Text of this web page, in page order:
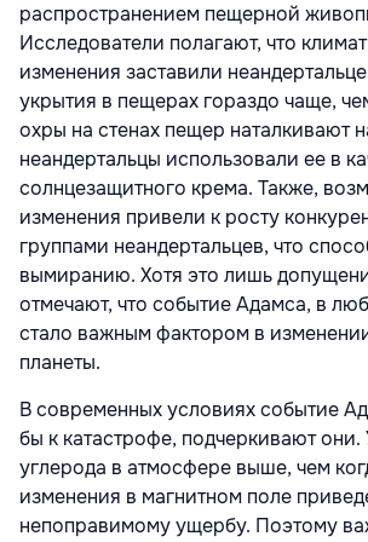
распространением пещерной
Исследователи полагают, что
изменения заставили
укрытия в пещерах гораздо чаще,
охры на стенах пещер наталкивают
неандертальцы использовали ее в
солнцезащитного крема. Также,
изменения привели к росту
группами неандертальцев, что
вымиранию. Хотя это лишь
отмечают, что событие Адамса, в
стало важным фактором в
планеты.
В современных условиях событие
бы к катастрофе, подчеркивают они.
углерода в атмосфере выше, чем
изменения в магнитном поле
непоправимому ущербу. Поэтому